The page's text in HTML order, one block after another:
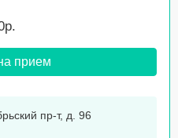
прием
пр-т, д. 96